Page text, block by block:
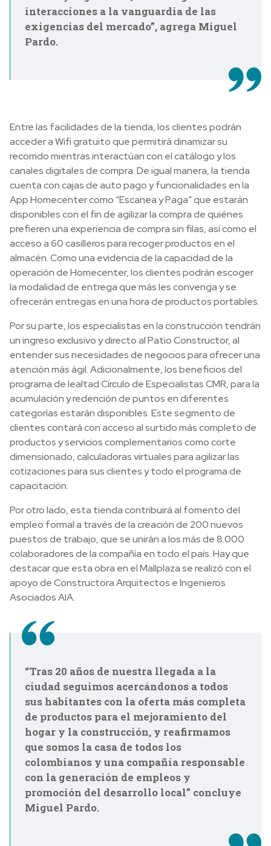
interacciones a la vanguardia de las
exigencias del mercado”, agrega Miguel
Pardo.
Entre las facilidades de la tienda, los clientes podrán
acceder a Wifi gratuito que permitirá dinamizar su
recorrido mientras interactúan con el catálogo y los
canales digitales de compra. De igual manera, la tienda
cuenta con cajas de auto pago y funcionalidades en la
App Homecenter como “Escanea y Paga” que estarán
disponibles con el fin de agilizar la compra de quiénes
prefieren una experiencia de compra sin filas, así como el
acceso a 60 casilleros para recoger productos en el
almacén. Como una evidencia de la capacidad de la
operación de Homecenter, los clientes podrán escoger
la modalidad de entrega que más les convenga y se
ofrecerán entregas en una hora de productos portables.
Por su parte, los especialistas en la construcción tendrán
un ingreso exclusivo y directo al Patio Constructor, al
entender sus necesidades de negocios para ofrecer una
atención más ágil. Adicionalmente, los beneficios del
programa de lealtad Círculo de Especialistas CMR, para la
acumulación y redención de puntos en diferentes
categorías estarán disponibles. Este segmento de
clientes contará con acceso al surtido más completo de
productos y servicios complementarios como corte
dimensionado, calculadoras virtuales para agilizar las
cotizaciones para sus clientes y todo el programa de
capacitación.
Por otro lado, esta tienda contribuirá al fomento del
empleo formal a través de la creación de 200 nuevos
puestos de trabajo, que se unirán a los más de 8.000
colaboradores de la compañía en todo el país. Hay que
destacar que esta obra en el Mallplaza se realizó con el
apoyo de Constructora Arquitectos e Ingenieros
Asociados AIA.
“Tras 20 años de nuestra llegada a la
ciudad seguimos acercándonos a todos
sus habitantes con la oferta más completa
de productos para el mejoramiento del
hogar y la construcción, y reafirmamos
que somos la casa de todos los
colombianos y una compañía responsable
con la generación de empleos y
promoción del desarrollo local” concluye
Miguel Pardo.